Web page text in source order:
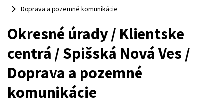
Doprava a pozemné komunikácie
Okresné úrady / Klientske
centrá / Spišská Nová Ves /
Doprava a pozemné
komunikácie